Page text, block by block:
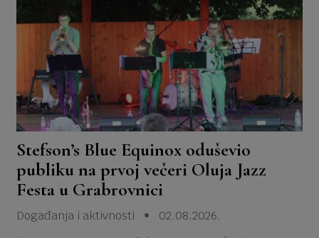
Stefson’s Blue Equinox oduševio
publiku na prvoj večeri Oluja Jazz
Festa u Grabrovnici
Događanja i aktivnosti • 02.08.2026.